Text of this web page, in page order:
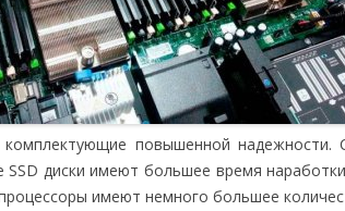
повышенной надежности.
диски имеют большее время
имеют немного большее